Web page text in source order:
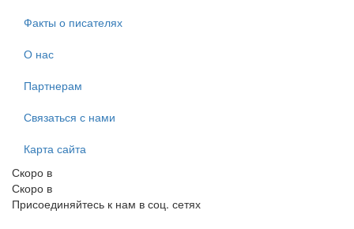
Факты о писателях
О нас
Партнерам
Связаться с нами
Карта сайта
Скоро в
Скоро в
Присоединяйтесь к нам в соц. сетях